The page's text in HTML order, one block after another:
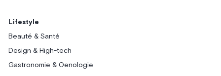
Lifestyle
Beauté & Santé
Design & High-tech
Gastronomie & Oenologie